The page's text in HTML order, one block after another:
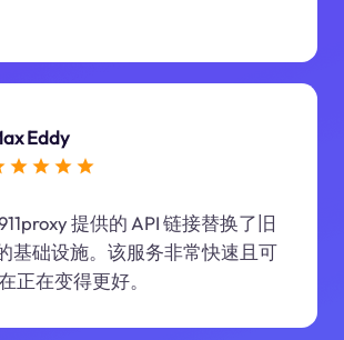
Eddy
提供的 API 链接替换了旧
基础设施。该服务非常快速且可
正在变得更好。